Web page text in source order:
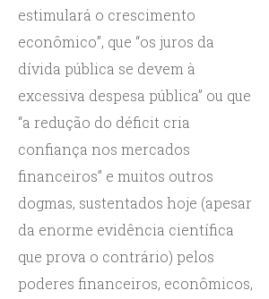
estimulará o crescimento
econômico”, que “os juros da
dívida pública se devem à
excessiva despesa pública” ou que
“a redução do déficit cria
confiança nos mercados
financeiros” e muitos outros
dogmas, sustentados hoje (apesar
da enorme evidência científica
que prova o contrário) pelos
poderes financeiros, econômicos,